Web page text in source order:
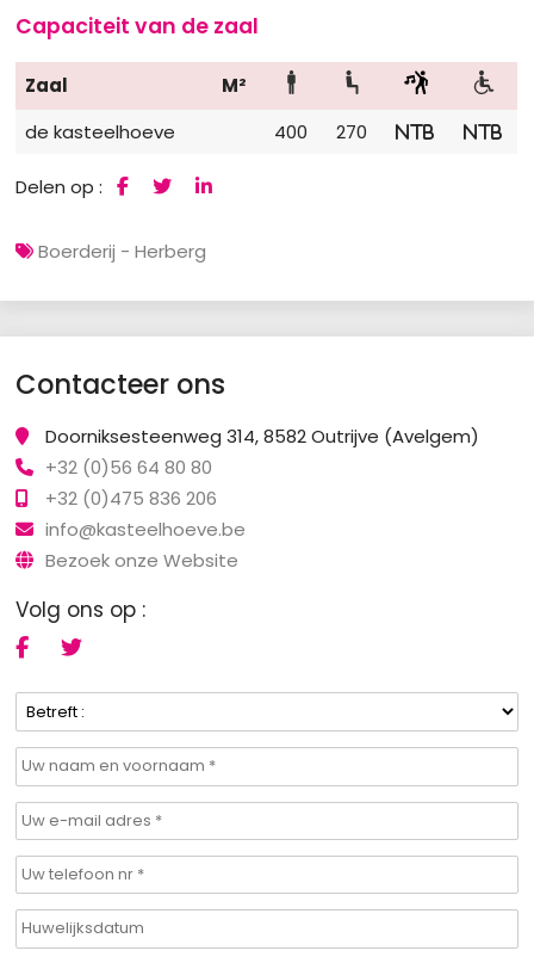
Capaciteit van de zaal
Zaal
M²
de kasteelhoeve
400 270 NTB NTB
Delen op :
Boerderij - Herberg
Contacteer ons
Doorniksesteenweg 314, 8582 Outrijve (Avelgem)
+32 (0)56 64 80 80
+32 (0)475 836 206
info@kasteelhoeve.be
Bezoek onze Website
Volg ons op :